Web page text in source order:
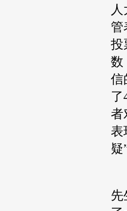
管
投
数
信
了
者
表
疑
先